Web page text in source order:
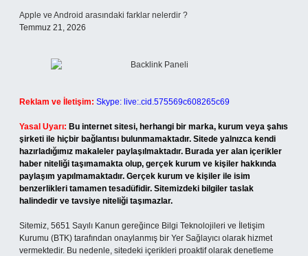
Apple ve Android arasındaki farklar nelerdir ?
Temmuz 21, 2026
Reklam ve İletişim: Skype: live:.cid.575569c608265c69
Yasal Uyarı: Bu internet sitesi, herhangi bir marka, kurum veya şahıs
şirketi ile hiçbir bağlantısı bulunmamaktadır. Sitede yalnızca kendi
hazırladığımız makaleler paylaşılmaktadır. Burada yer alan içerikler
haber niteliği taşımamakta olup, gerçek kurum ve kişiler hakkında
paylaşım yapılmamaktadır. Gerçek kurum ve kişiler ile isim
benzerlikleri tamamen tesadüfidir. Sitemizdeki bilgiler taslak
halindedir ve tavsiye niteliği taşımazlar.
Sitemiz, 5651 Sayılı Kanun gereğince Bilgi Teknolojileri ve İletişim
Kurumu (BTK) tarafından onaylanmış bir Yer Sağlayıcı olarak hizmet
vermektedir. Bu nedenle, sitedeki içerikleri proaktif olarak denetleme